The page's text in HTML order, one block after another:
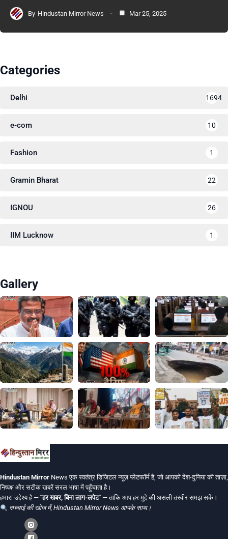
By Hindustan Mirror News Mar 25, 2025
Categories
Delhi 1694
e-com 10
Fashion 1
Gramin Bharat 22
IGNOU 26
IIM Lucknow 1
Gallery
Hindustan Mirror News एक स्वतंत्र डिजिटल न्यूज़ प्लेटफॉर्म है, जो आपको देश-दुनिया की ताज़ा,
निष्पक्ष और सटीक खबरें सरल भाषा में पहुँचाता है।
हमारा उद्देश्य है — "हर खबर, बिना लाग-लपेट" — ताकि आप हर मुद्दे की असली तस्वीर समझ सकें।
सच्चाई की खोज में, Hindustan Mirror News आपके साथ।